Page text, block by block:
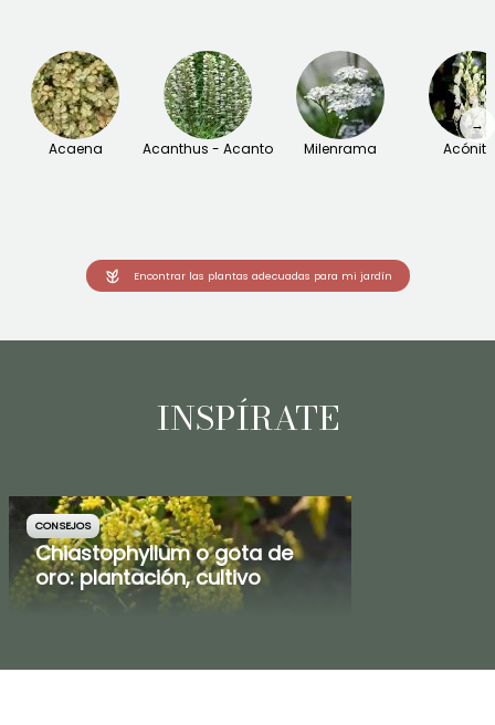
Acaena Acanthus - Acanto Milenrama
→
Encontrar las plantas adecuadas para mi jardín
INSPÍRATE
CONSEJOS
Chiastophyllum o gota de
oro: plantación, cultivo